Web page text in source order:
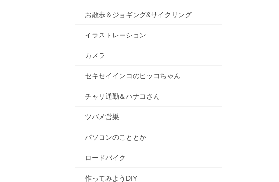
お散歩＆ジョギング&サイクリング
イラストレーション
カメラ
セキセイインコのピッコちゃん
チャリ通勤＆ハナコさん
ツバメ営巣
パソコンのこととか
ロードバイク
作ってみようDIY